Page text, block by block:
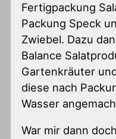
Fertigpackung
Packung Speck
Zwiebel. Dazu
Balance
Gartenkräuter
diese nach
Wasser
War mir dann